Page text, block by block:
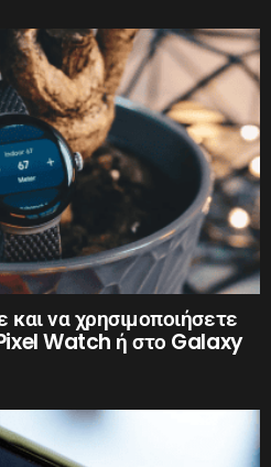
να χρησιμοποιήσετε
Watch ή στο Galaxy